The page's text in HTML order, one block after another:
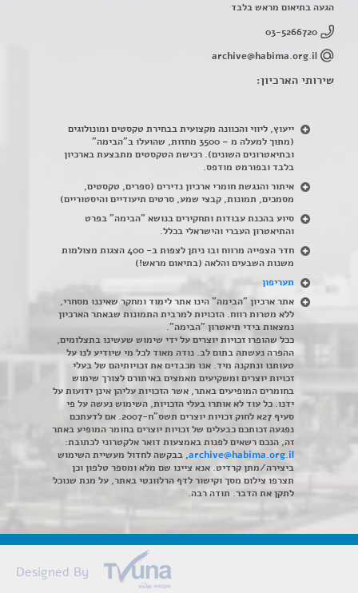
הגעה בתיאום מראש בלבד
03-5266720
archive@habima.org.il
שירותי הארכיון:
ייעוץ, ליווי והכוונה מקצועית בבחירת טקסטים ומונולוגים
(מתוך למעלה מ – 3500 מחזות, שהועלו ב"הבימה"
ובתיאטרונים השונים). רכישת הטקסטים מתבצעת בארכיון
בלבד ובפורמט מודפס.
איתור והנגשת חומרי ארכיון נדירים (ספרים, טקסטים,
מסמכים, תמונות, קבצי שמע, סרטים תיעודיים והיסטוריים)
סיוע בהכנת עבודות ותחקירים בנושא "הבימה" בפרט
והתיאטרון העברי והישראלי בכלל.
חדר הצפייה מרווח ובו ניתן לצפות ב- 400 הצגות מצולמות
משנות השבעים והלאה (בתיאום מראש!)
תעריפון
אתר ארכיון "הבימה" הינו אתר לימוד ומחקר שאיננו מסחרי,
ללא מטרות רווח. הזכויות למרבית התמונות שבאתר הארכיון
נמצאות בידי תיאטרון "הבימה".
ככל שהופרו זכויות יוצרים על ידי שימוש שעשינו בתצלומים,
ההפרה נעשתה בתום לב. נודה מאוד לכל מי שיודיע לנו על
טעותנו ונתקנה מיד. אנו מכבדים את זכויותיהם של בעלי
זכויות יוצרים ומשקיעים מאמצים באיתורם לצורך שימוש
בחומרים המופיעים באתר, אשר הזכויות עליהן אינן ידועות על
ידנו. כל עוד לא אותרו בעלי הזכויות, השימוש נעשה על פי
סעיף 27א לחוק זכויות יוצרים תשס"ח-2007. אם לדעתכם
נפגעה זכותכם כבעלים של זכויות יוצרים בחומר המופיע באתר
זה, הנכם רשאים לפנות באמצעות דואר אלקטרוני לכתובת:
archive@habima.org.il, בבקשה לחדול מעשיית השימוש
ביצירה/מתן קרדיט. אנא ציינו שם מלא ומספר טלפון וכן
תצרפו צילום מסך וקישור לדף הרלוונטי באתר, על מנת שנוכל
לתקן את הדבר. תודה רבה.
Designed By